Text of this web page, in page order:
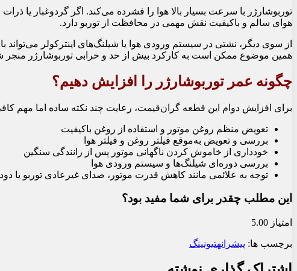
توربوشارژر با سرعت بسیار بالا هوا را فشرده می‌کند. اگر گردوغبار یا
هوای سالم و باکیفیت نقش مهمی در محافظت از توربو دارد.
از سوی دیگر، نشتی در سیستم ورودی هوا یا شیلنگ‌های اینترکولر
همین موضوع ممکن است به کارکرد بیش از حد و خرابی توربوشارژر منجر
چگونه عمر توربوشارژر را افزایش دهیم؟
برای افزایش دوام این قطعه گران‌قیمت، رعایت چند نکته ساده اما مهم
تعویض منظم روغن موتور و استفاده از روغن باکیفیت
بررسی و تعویض به‌موقع فیلتر روغن و فیلتر هوا
خودداری از خاموش کردن ناگهانی موتور پس از رانندگی سنگین
بررسی دوره‌ای شیلنگ‌ها و سیستم ورودی هوا
توجه به علائمی مانند کاهش قدرت موتور، صدای غیرعادی توربو یا
این مطلب چقدر برای شما مفید بود؟
امتیاز 5.00
برچسب ها: پیشرانهتیونینگ